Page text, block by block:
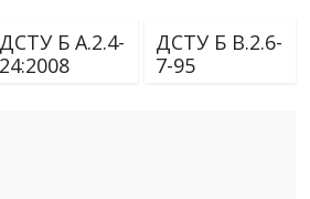
ДСТУ Б А.2.4-
24:2008
ДСТУ Б В.2.6-
7-95